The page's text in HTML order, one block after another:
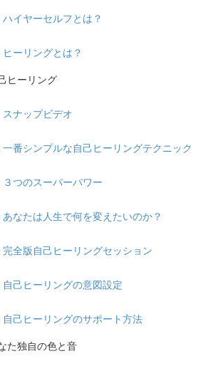
イヤーセルフとは？
ーリングとは？
ヒーリング
スナップビデオ
番シンプルな自己ヒーリングテクニック
つのスーパーパワー
なたは人生で何を変えたいのか？
完全版自己ヒーリングセッション
己ヒーリングの意図設定
自己ヒーリングのサポート方法
た独自の色と音